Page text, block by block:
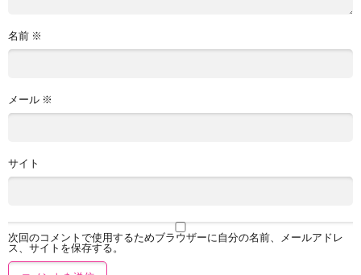
名前 ※
メール ※
サイト
次回のコメントで使用するためブラウザーに自分の名前、メールアドレ
ス、サイトを保存する。